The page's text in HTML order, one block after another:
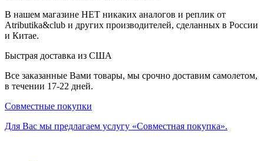
В нашем магазине НЕТ никаких аналогов и реплик от
Atributika&club и других производителей, сделанных в России
и Китае.
Быстрая доставка из США
Все заказанные Вами товары, мы срочно доставим самолетом,
в течении 17-22 дней.
Совместные покупки
Для Вас мы предлагаем услугу «Совместная покупка».